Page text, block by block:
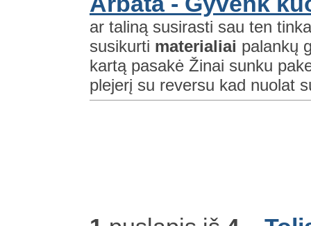
ar taliną susirasti sau ten
susikurti materialiai palankų
kartą pasakė Žinai sunku
plejerį su reversu kad nuolat